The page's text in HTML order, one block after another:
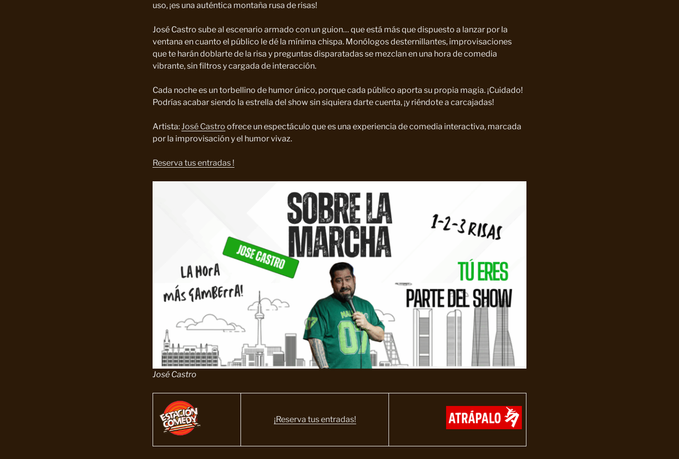
uso, ¡es una auténtica montaña rusa de risas!
José Castro sube al escenario armado con un guion… que está más que dispuesto a lanzar por la
ventana en cuanto el público le dé la mínima chispa. Monólogos desternillantes, improvisaciones
que te harán doblarte de la risa y preguntas disparatadas se mezclan en una hora de comedia
vibrante, sin filtros y cargada de interacción.
Cada noche es un torbellino de humor único, porque cada público aporta su propia magia. ¡Cuidado!
Podrías acabar siendo la estrella del show sin siquiera darte cuenta, ¡y riéndote a carcajadas!
Artista:José Castro ofrece un espectáculo que es una experiencia de comedia interactiva, marcada
por la improvisación y el humor vivaz.
Reserva tus entradas !
José Castro
¡Reserva tus entradas!